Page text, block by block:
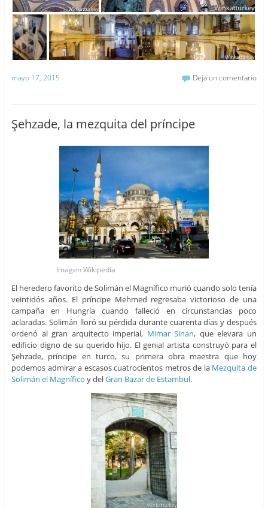
mayo 17, 2015 Deja un comentario
Şehzade, la mezquita del príncipe
Imagen Wikipedia
El heredero favorito de Solimán el Magnífico murió cuando solo tenía
veintidós años. El príncipe Mehmed regresaba victorioso de una
campaña en Hungría cuando falleció en circunstancias poco
aclaradas. Solimán lloró su pérdida durante cuarenta días y después
ordenó al gran arquitecto imperial, Mimar Sinan, que elevara un
edificio digno de su querido hijo. El genial artista construyó para el
Şehzade, príncipe en turco, su primera obra maestra que hoy
podemos admirar a escasos cuatrocientos metros de la Mezquita de
Solimán el Magnífico y delGran Bazar de Estambul.